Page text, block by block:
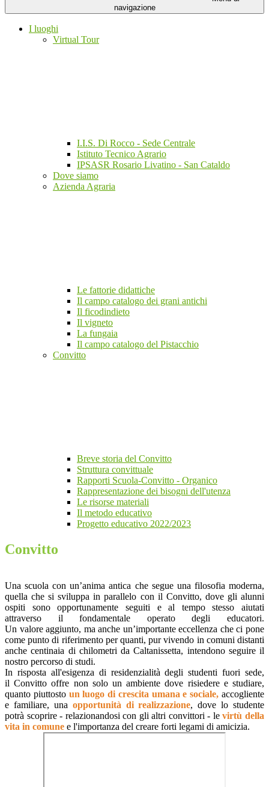
navigazione
I luoghi
Virtual Tour
I.I.S. Di Rocco - Sede Centrale
Istituto Tecnico Agrario
IPSASR Rosario Livatino - San Cataldo
Dove siamo
Azienda Agraria
Le fattorie didattiche
Il campo catalogo dei grani antichi
Il ficodindieto
Il vigneto
La fungaia
Il campo catalogo del Pistacchio
Convitto
Breve storia del Convitto
Struttura convittuale
Rapporti Scuola-Convitto - Organico
Rappresentazione dei bisogni dell'utenza
Le risorse materiali
Il metodo educativo
Progetto educativo 2022/2023
Convitto
Una scuola con un’anima antica che segue una filosofia moderna,
quella che si sviluppa in parallelo con il Convitto, dove gli alunni
ospiti sono opportunamente seguiti e al tempo stesso aiutati
attraverso il fondamentale operato degli educatori.
Un valore aggiunto, ma anche un’importante eccellenza che ci pone
come punto di riferimento per quanti, pur vivendo in comuni distanti
anche centinaia di chilometri da Caltanissetta, intendono seguire il
nostro percorso di studi.
In risposta all'esigenza di residenzialità degli studenti fuori sede,
il Convitto offre non solo un ambiente dove risiedere e studiare,
quanto piuttosto un luogo di crescita umana e sociale, accogliente
e familiare, una opportunità di realizzazione, dove lo studente
potrà scoprire - relazionandosi con gli altri convittori - levirtù della
vita in comune e l'importanza del creare forti legami di amicizia.